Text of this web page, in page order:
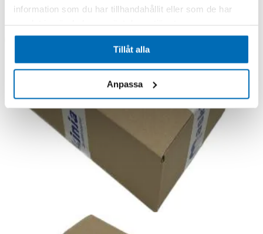
information som du har tillhandahållit eller som de har
Tillåt alla
Anpassa